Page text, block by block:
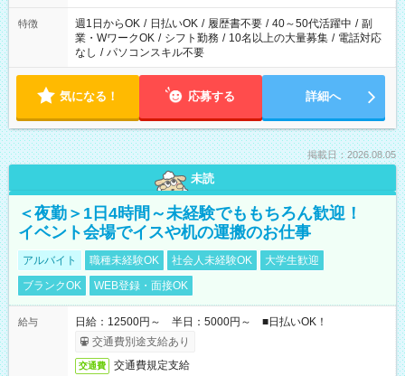
特徴 週1日からOK / 日払いOK / 履歴書不要 / 40～50代活躍中 / 副
業・WワークOK / シフト勤務 / 10名以上の大量募集 / 電話対応
なし / パソコンスキル不要
気になる！ 応募する 詳細へ
掲載日：2026.08.05
未読
＜夜勤＞1日4時間～未経験でももちろん歓迎！
イベント会場でイスや机の運搬のお仕事
アルバイト 職種未経験OK 社会人未経験OK
大学生歓迎
ブランクOK
WEB登録・面接OK
給与
日給：12500円～ 半日：5000円～ ■日払いOK！
交通費別途支給あり
交通費 交通費規定支給